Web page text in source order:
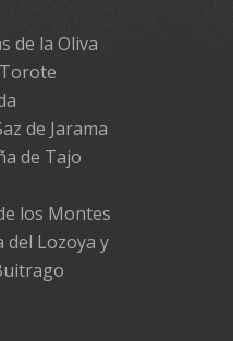
de la Oliva
de Jarama
de Tajo
los Montes
del Lozoya y